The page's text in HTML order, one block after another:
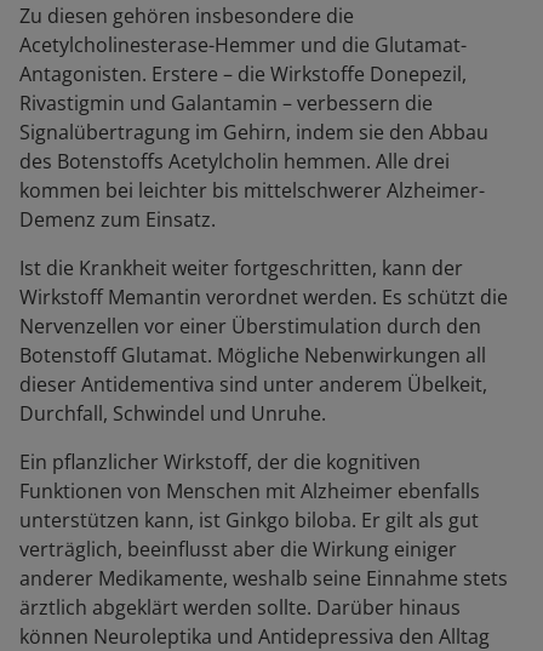
Zu diesen gehören insbesondere die
Acetylcholinesterase-Hemmer und die Glutamat-
Antagonisten. Erstere – die Wirkstoffe Donepezil,
Rivastigmin und Galantamin – verbessern die
Signalübertragung im Gehirn, indem sie den Abbau
des Botenstoffs Acetylcholin hemmen. Alle drei
kommen bei leichter bis mittelschwerer Alzheimer-
Demenz zum Einsatz.
Ist die Krankheit weiter fortgeschritten, kann der
Wirkstoff Memantin verordnet werden. Es schützt die
Nervenzellen vor einer Überstimulation durch den
Botenstoff Glutamat. Mögliche Nebenwirkungen all
dieser Antidementiva sind unter anderem Übelkeit,
Durchfall, Schwindel und Unruhe.
Ein pflanzlicher Wirkstoff, der die kognitiven
Funktionen von Menschen mit Alzheimer ebenfalls
unterstützen kann, ist Ginkgo biloba. Er gilt als gut
verträglich, beeinflusst aber die Wirkung einiger
anderer Medikamente, weshalb seine Einnahme stets
ärztlich abgeklärt werden sollte. Darüber hinaus
können Neuroleptika und Antidepressiva den Alltag